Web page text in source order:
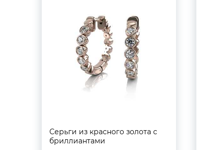
Серьги из красного золота с
бриллиантами